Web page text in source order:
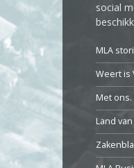
social
MLA
Weert is
Met ons.
Land